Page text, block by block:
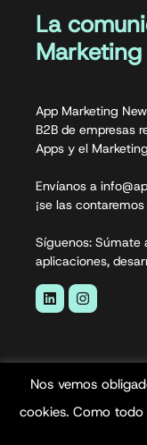
La
App Marketing
B2B de empresas
Apps y el
Envíanos a
¡se las
Síguenos: Súmate
aplicaciones,
Nos vemos
cookies. Como todo